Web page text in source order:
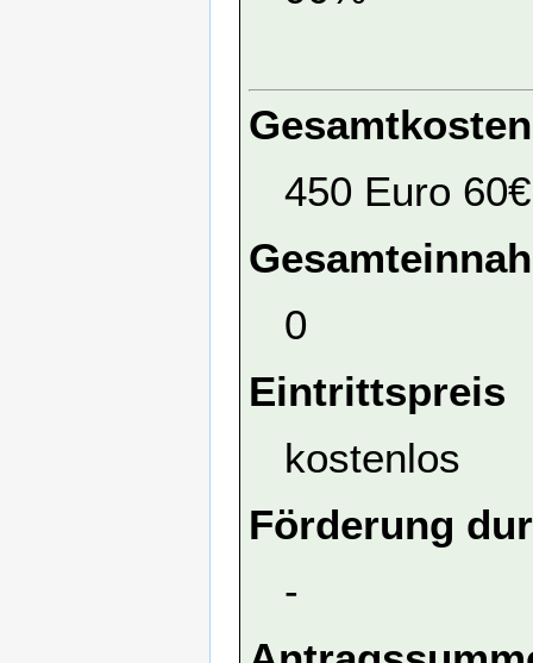
Gesamtkosten
450 Euro 60€
0
Eintrittspreis
kostenlos
Förderung
-